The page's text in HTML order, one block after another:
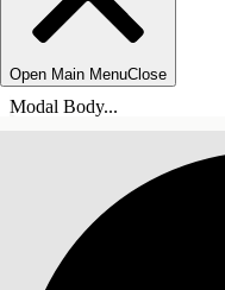
Open Main MenuClose
Modal Body...